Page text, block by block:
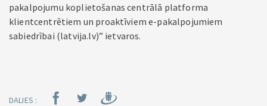
pakalpojumu koplietošanas centrālā platforma
klientcentrētiem un proaktīviem e-pakalpojumiem
sabiedrībai (latvija.lv)” ietvaros.
DALIES :